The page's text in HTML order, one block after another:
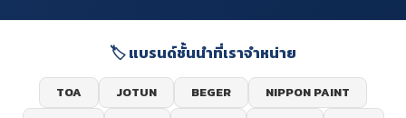
🏷️ แบรนด์ชั้นนำที่เราจำหน่าย
TOA JOTUN BEGER
NIPPON PAINT